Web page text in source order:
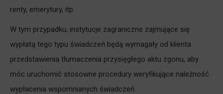
renty, emerytury, itp.
W tym przypadku, instytucje zagraniczne zajmujące się
wypłatą tego typu świadczeń będą wymagały od klienta
przedstawienia tłumaczenia przysięgłego aktu zgonu, aby
móc uruchomić stosowne procedury weryfikujące należność
wypłacenia wspomnianych świadczeń.